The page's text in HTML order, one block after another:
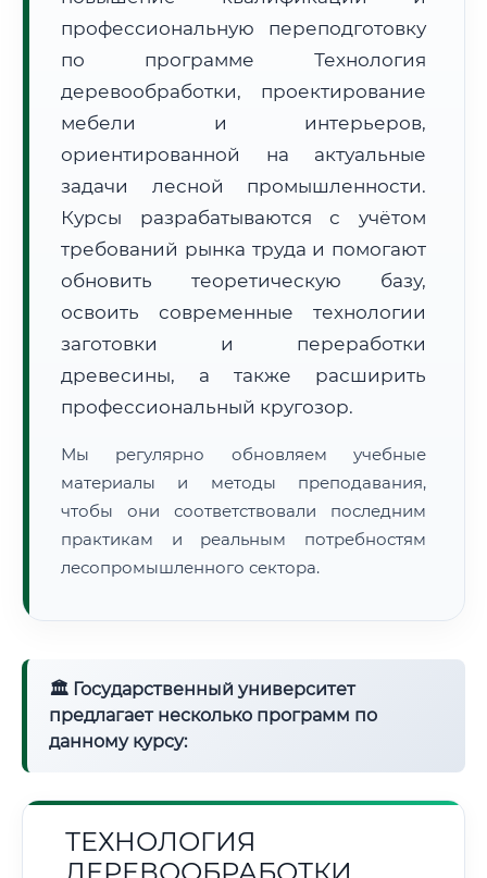
• Маршрут транзита: ~2 724 км
• Экспресс-доставка СДЭК / Почтой:
4–6 рабочих дней
📜 Документы и аккредитация ФИС ФРДО
🔍 Нажмите на документ для увеличения и просмотра
профессиональную переподготовку
по программе Технология
деревообработки, проектирование
мебели и интерьеров,
ориентированной на актуальные
задачи лесной промышленности.
Курсы разрабатываются с учётом
требований рынка труда и помогают
обновить теоретическую базу,
освоить современные технологии
заготовки и переработки
древесины, а также расширить
профессиональный кругозор.
Мы регулярно обновляем учебные
материалы и методы преподавания,
чтобы они соответствовали последним
практикам и реальным потребностям
лесопромышленного сектора.
🏛 Государственный университет
предлагает несколько программ по
данному курсу:
ТЕХНОЛОГИЯ